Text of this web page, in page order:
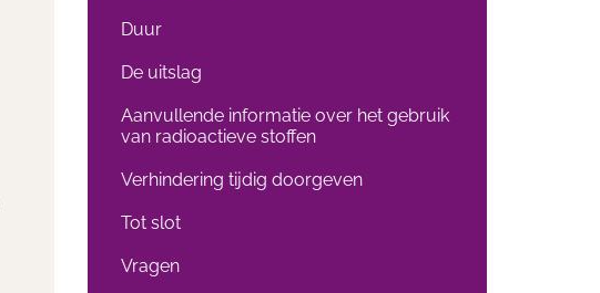
Duur
De uitslag
Aanvullende informatie over het gebruik
van radioactieve stoffen
Verhindering tijdig doorgeven
Tot slot
Vragen